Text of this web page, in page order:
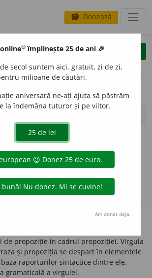
savings Donează
opțiuni
Coordonarea
Subordonarea
de propoziție în cadrul propoziției. Virgula
și propoziția se despart în elementele
raporturilor sintactice dintre ele.
gramaticală a virgulei.
® împlinește 25 de ani 🎉
secol suntem aici, gratuit, zi de zi,
milioane de căutări.
aniversară ne-ați ajuta să păstrăm
la îndemâna tuturor și pe viitor.
Am donat deja.